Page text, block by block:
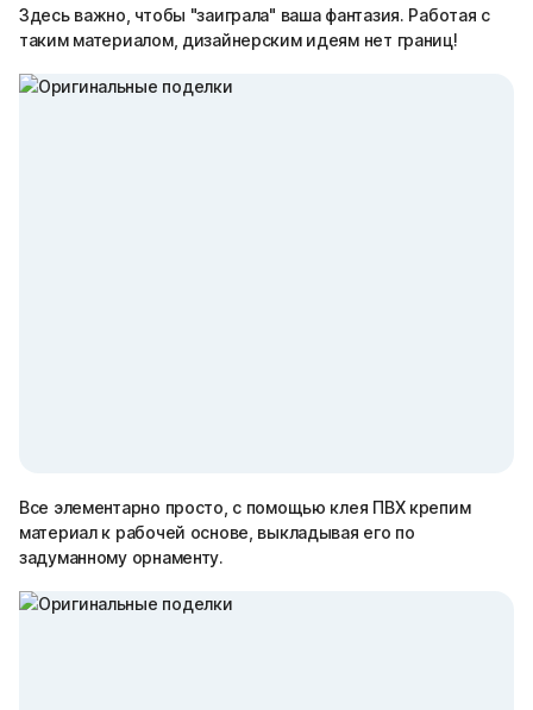
Здесь важно, чтобы "заиграла" ваша фантазия. Работая с
таким материалом, дизайнерским идеям нет границ!
Все элементарно просто, с помощью клея ПВХ крепим
материал к рабочей основе, выкладывая его по
задуманному орнаменту.